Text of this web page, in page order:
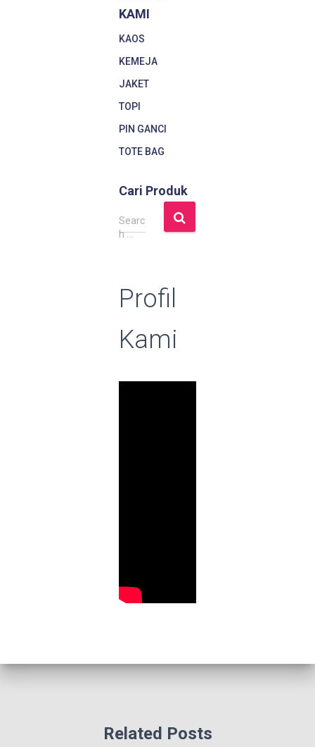
KAMI
KAOS
KEMEJA
JAKET
TOPI
PIN GANCI
TOTE BAG
Cari Produk
S
e
h
f
Searc
h …
Profil
Kami
Related Posts